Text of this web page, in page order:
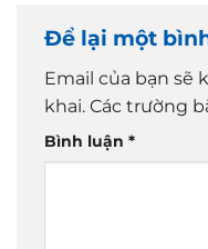
Để lại một
Email của bạn sẽ
khai. Các trường
Bình luận *